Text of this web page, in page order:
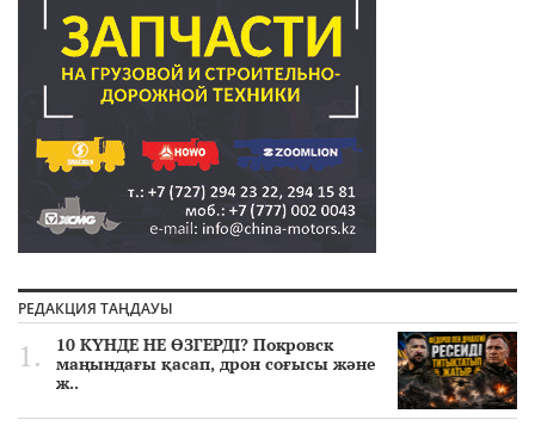
РЕДАКЦИЯ ТАҢДАУЫ
10 КҮНДЕ НЕ ӨЗГЕРДІ? Покровск
маңындағы қасап, дрон соғысы және
ж..